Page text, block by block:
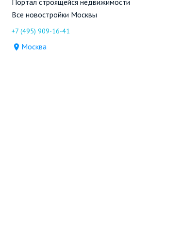
Портал строящейся недвижимости
Все новостройки Москвы
+7 (495) 909-16-41
Москва